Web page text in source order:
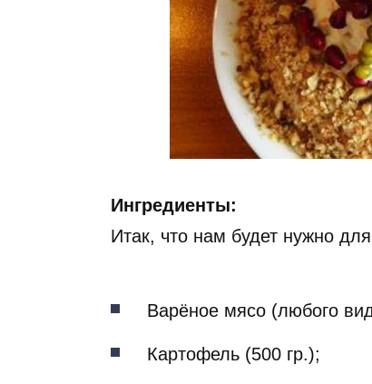
Ингредиенты:
Итак, что нам будет нужно
Варёное мясо (любого
Картофель (500 гр.);